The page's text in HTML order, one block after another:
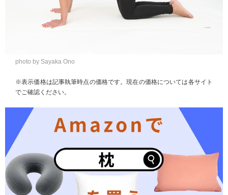
photo by Sayaka Ono
※表示価格は記事執筆時点の価格です。現在の価格については各サイト
でご確認ください。